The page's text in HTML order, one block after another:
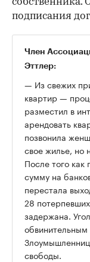
подписания
Член
Эттлер:
— Из свежих
квартир —
разместил в
арендовать
позвонила
свое жилье, но
После того
сумму на
перестала
28
задержана.
свободы.